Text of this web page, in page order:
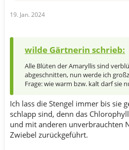
19. Jan. 2024
wilde Gärtnerin schrieb:
Alle Blüten der Amaryllis sind
abgeschnitten, nun werde ich
Frage: wie warm bzw. kalt darf sie
Ich lass die Stengel immer bis sie
schlapp sind, denn das
und mit anderen unverbrauchten
Zwiebel zurückgeführt.